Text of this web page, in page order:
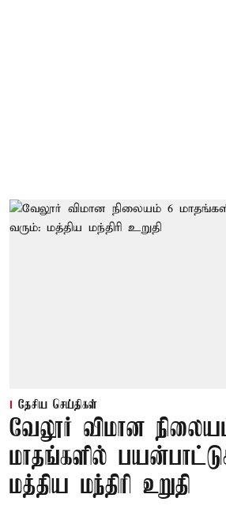
தேசிய செய்திகள்
வேலூர் விமான
மாதங்களில்
மத்திய மந்திரி உறுதி